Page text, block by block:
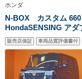
ホンダ
N-BOX カスタム
HondaSENSING アダ
子パーキング 左パワ
マートキー アイドリ
正アルミホイール
販売店保証 車両品質評価書付